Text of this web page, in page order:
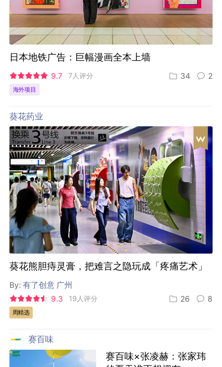
日本地铁广告：巨幅漫画全本上墙
9.7 7人评分 34 2
海外项目
葵花药业
葵花熊胆痔灵膏，把难言之隐玩成「疼痛艺术」
By:有了创意 广州
9.3
19人评分 26 8
周精选
赛百味
赛百味×张凌赫：张家玮